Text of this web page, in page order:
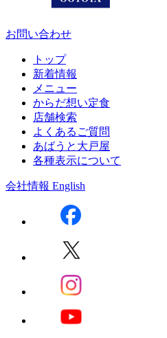
お問い合わせ
トップ
新着情報
メニュー
からだ想い定食
店舗検索
よくあるご質問
あばうと大戸屋
各種表示について
会社情報 English